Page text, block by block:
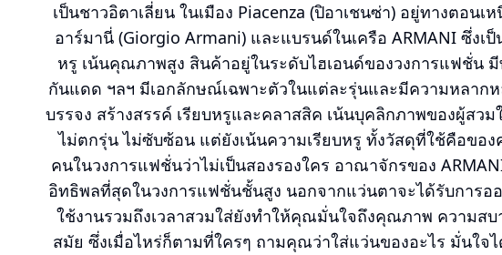
เป็นชาวอิตาเลี่ยน ในเมือง Piacenza (ปิอาเชนซ่า) อยู่ทางตอน
อาร์มานี่ (Giorgio Armani) และแบรนด์ในเครือ ARMANI ซึ่ง
หรู เน้นคุณภาพสูง สินค้าอยู่ในระดับไฮเอนด์ของวงการแฟชั่น มี
กันแดด ฯลฯ มีเอกลักษณ์เฉพาะตัวในแต่ละรุ่นและมีความหลากห
บรรจง สร้างสรรค์ เรียบหรูและคลาสสิค เน้นบุคลิกภาพของผู้สว
ไม่ตกรุ่น ไม่ซับซ้อน แต่ยังเน้นความเรียบหรู ทั้งวัสดุที่ใช้คือขอ
คนในวงการแฟชั่นว่าไม่เป็นสองรองใคร อาณาจักรของ
อิทธิพลที่สุดในวงการแฟชั่นชั้นสูง นอกจากแว่นตาจะได้รับการอ
ใช้งานรวมถึงเวลาสวมใส่ยังทำให้คุณมั่นใจถึงคุณภาพ ความ
สมัย ซึ่งเมื่อไหร่ก็ตามที่ใครๆ ถามคุณว่าใส่แว่นของอะไร มั่นใจ